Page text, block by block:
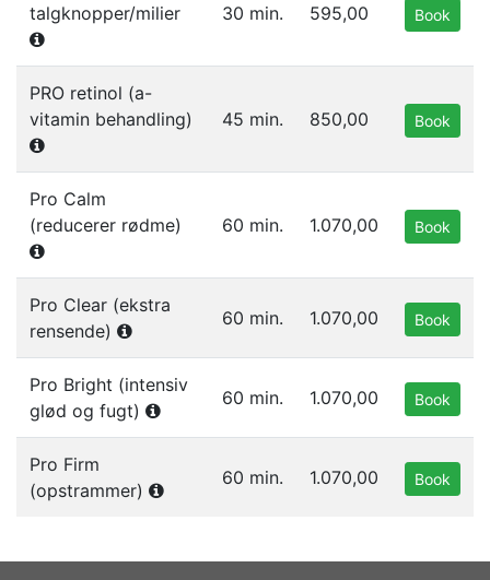
talgknopper/milier
30 min. 595,00 Book
PRO retinol (a-
vitamin behandling)
45 min. 850,00 Book
Pro Calm
(reducerer rødme)
60 min. 1.070,00 Book
Pro Clear (ekstra
rensende)
60 min. 1.070,00 Book
Pro Bright (intensiv
glød og fugt)
60 min. 1.070,00 Book
Pro Firm
(opstrammer)
60 min. 1.070,00 Book